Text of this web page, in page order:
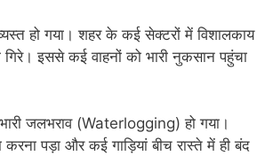
हो गया। शहर के कई सेक्टरों में विशालकाय
इससे कई वाहनों को भारी नुकसान पहुंचा
जलभराव (Waterlogging) हो गया।
पड़ा और कई गाड़ियां बीच रास्ते में ही बंद